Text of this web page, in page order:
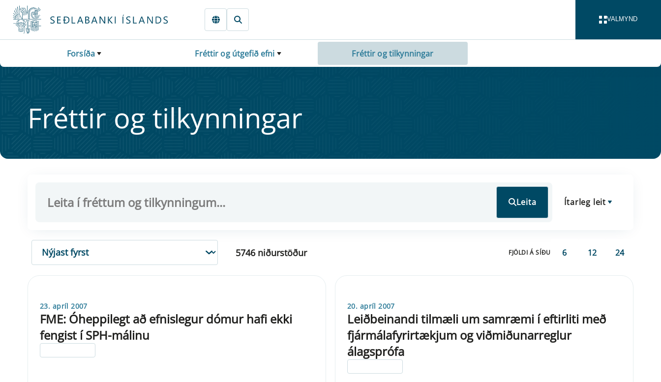
Fara beint í Meginmál
VALMYND
Forsíða Fréttir og útgefið efni Fréttir og tilkynningar
Frétt­ir og til­kynn­ing­ar
Leita Ítarleg leit
RÖÐUN
5746 niðurstöður FJÖLDI Á SÍÐU 6 12 24
23. apríl 2007
FME: Óheppilegt að efnislegur dómur hafi ekki
fengist í SPH-málinu
20. apríl 2007
Leiðbeinandi tilmæli um samræmi í eftirliti með
fjármálafyrirtækjum og viðmiðunarreglur
álagsprófa